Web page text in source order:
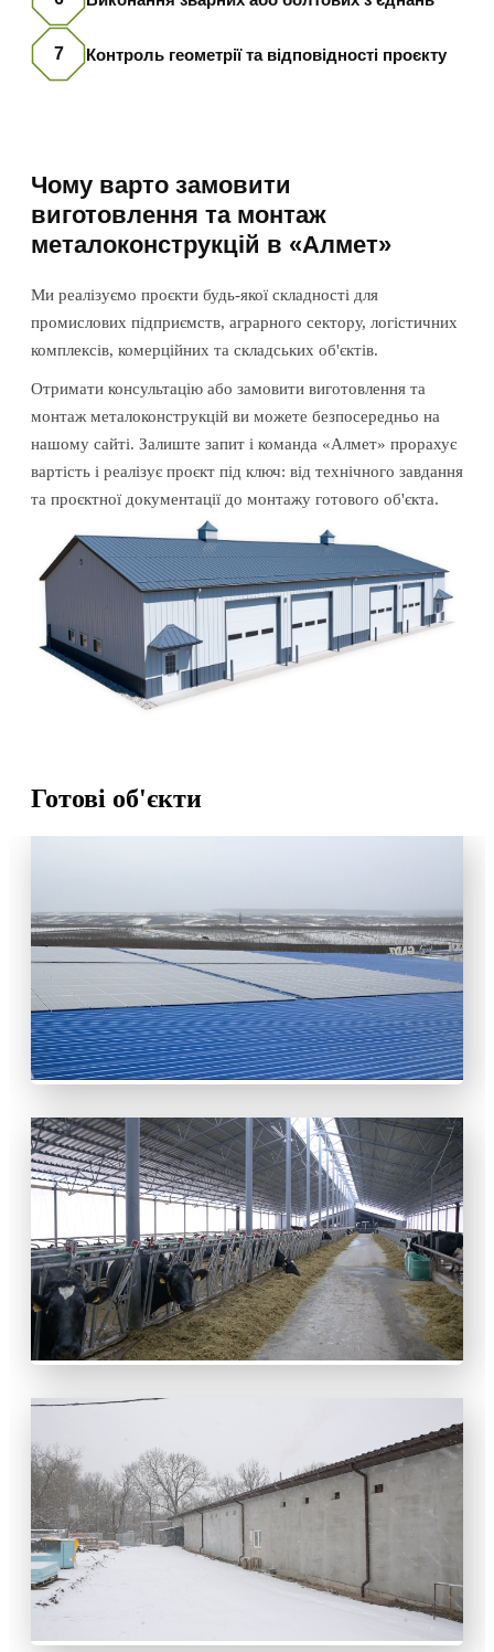
7 Контроль геометрії та відповідності проєкту
Чому варто замовити
виготовлення та монтаж
металоконструкцій в «Алмет»
Ми реалізуємо проєкти будь-якої складності для
промислових підприємств, аграрного сектору, логістичних
комплексів, комерційних та складських об'єктів.
Отримати консультацію або замовити виготовлення та
монтаж металоконструкцій ви можете безпосередньо на
нашому сайті. Залиште запит і команда «Алмет» прорахує
вартість і реалізує проєкт під ключ: від технічного завдання
та проєктної документації до монтажу готового об'єкта.
Готові об'єкти